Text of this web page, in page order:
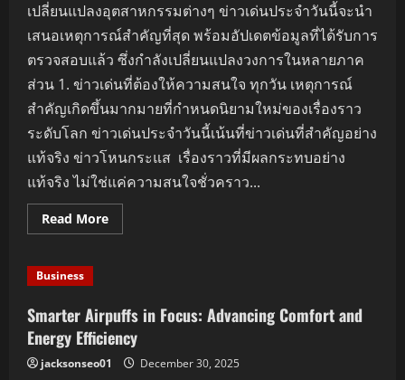
เปลี่ยนแปลงอุตสาหกรรมต่างๆ ข่าวเด่นประจำวันนี้จะนำ
เสนอเหตุการณ์สำคัญที่สุด พร้อมอัปเดตข้อมูลที่ได้รับการ
ตรวจสอบแล้ว ซึ่งกำลังเปลี่ยนแปลงวงการในหลายภาค
ส่วน 1. ข่าวเด่นที่ต้องให้ความสนใจ ทุกวัน เหตุการณ์
สำคัญเกิดขึ้นมากมายที่กำหนดนิยามใหม่ของเรื่องราว
ระดับโลก ข่าวเด่นประจำวันนี้เน้นที่ข่าวเด่นที่สำคัญอย่าง
แท้จริง ข่าวโหนกระแส เรื่องราวที่มีผลกระทบอย่าง
แท้จริง ไม่ใช่แค่ความสนใจชั่วคราว...
Read MoreRead
more
เหตุการณ์
ล่าสุด
ที่
พลิก
โฉม
วงการ
Business
Smarter Airpuffs in Focus: Advancing Comfort and
Energy Efficiency
jacksonseo01 December 30, 2025